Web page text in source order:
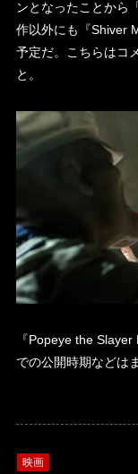
ンとなったことから
作以外にも『Shiver
予定だ。こちらはコ
と。
『Popeye the
での公開時期などは
映画